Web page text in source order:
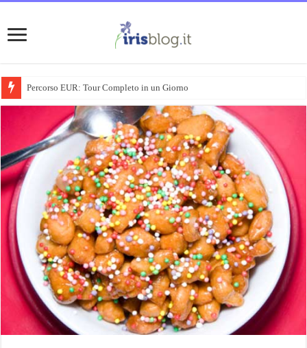
Percorso EUR: Tour Completo in un Giorno